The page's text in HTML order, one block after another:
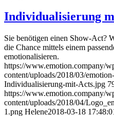
Individualisierung
Sie benötigen einen Show-Act?
die Chance mittels einem
emotionalisieren.
https://www.emotion.company/
content/uploads/2018/03/
Individualisierung-mit-Acts.jpg
https://www.emotion.company/
content/uploads/2018/04/
1.png Helene2018-03-18